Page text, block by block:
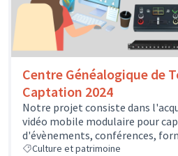
Centre Généalogique de
Captation 2024
Notre projet consiste dans
vidéo mobile modulaire pour
d'évènements, conférences,
Culture et patrimoine